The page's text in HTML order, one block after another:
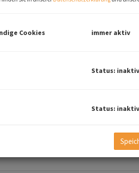
Cookies immer aktiv
Status: inaktiv
Status: inaktiv